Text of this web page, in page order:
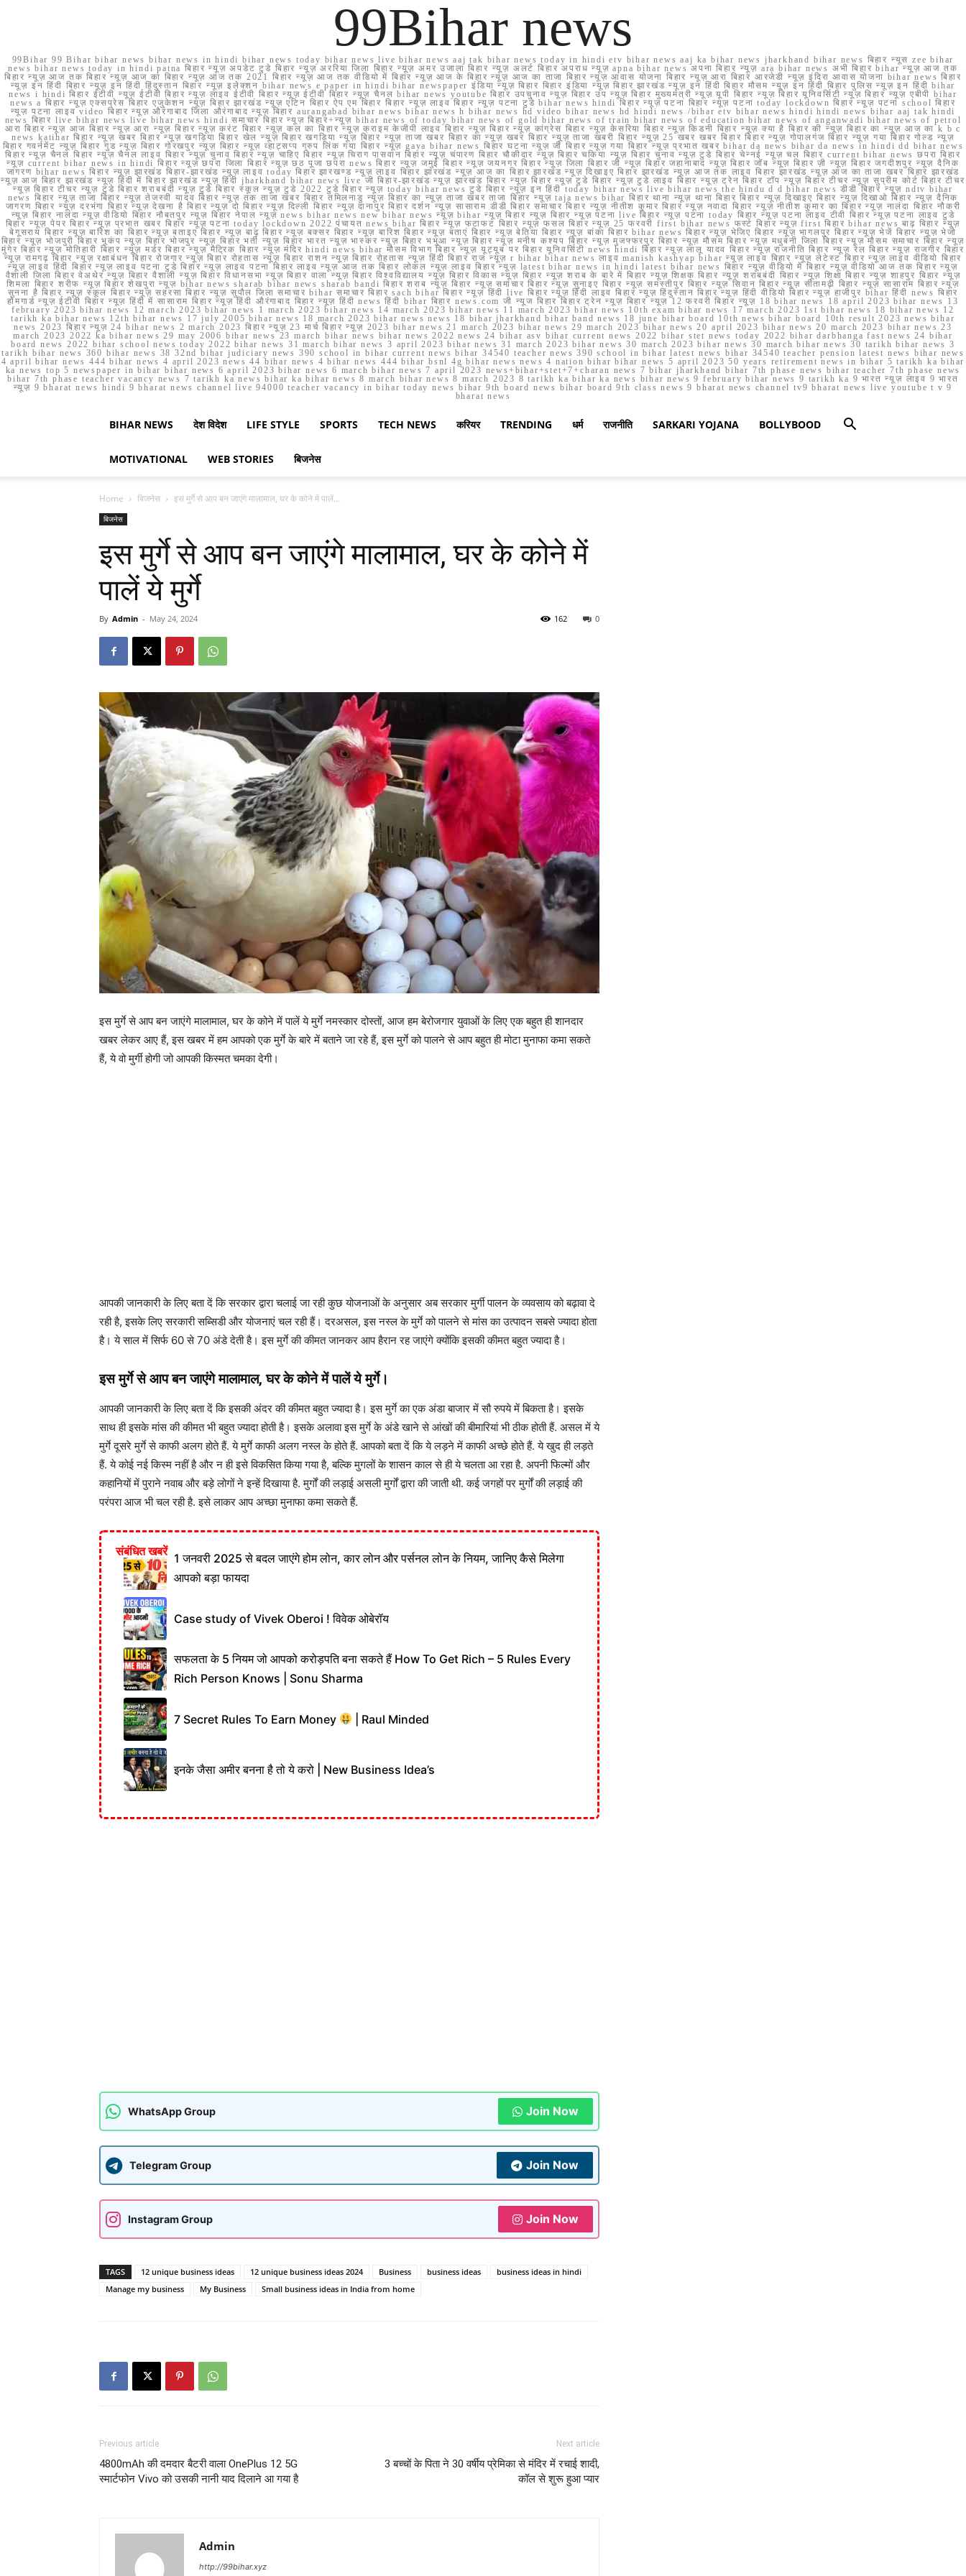
99Bihar news
99Bihar 99 Bihar bihar news bihar news in hindi bihar news today bihar news live bihar news aaj tak bihar news today in hindi etv bihar news aaj ka bihar news jharkhand bihar news बिहार न्यूस zee bihar
news bihar news today in hindi patna बिहार न्यूज़ अपडेट टुडे बिहार न्यूज़ अररिया जिला बिहार न्यूज़ अमर उजाला बिहार न्यूज़ अलर्ट बिहार अपराध न्यूज़ apna bihar news अपना बिहार न्यूज़ ara bihar news अभी बिहार bihar न्यूज़ आज तक
बिहार न्यूज़ आज तक बिहार न्यूज़ आज का बिहार न्यूज़ आज तक 2021 बिहार न्यूज़ आज तक वीडियो में बिहार न्यूज़ आज के बिहार न्यूज़ आज का ताजा बिहार न्यूज़ आवास योजना बिहार न्यूज़ आरा बिहार आरजेडी न्यूज़ इंदिरा आवास योजना bihar news बिहार
न्यूज़ इन हिंदी बिहार न्यूज़ इन हिंदी हिंदुस्तान बिहार न्यूज़ इलेक्शन bihar news e paper in hindi bihar newspaper इंडिया न्यूज़ बिहार बिहार इंडिया न्यूज़ बिहार झारखंड न्यूज़ इन हिंदी बिहार मौसम न्यूज़ इन हिंदी बिहार पुलिस न्यूज़ इन हिंदी bihar
news i hindi बिहार ईटीवी न्यूज़ ईटीवी बिहार न्यूज़ लाइव ईटीवी बिहार न्यूज़ ईटीवी बिहार न्यूज़ चैनल bihar news youtube बिहार उपचुनाव न्यूज़ बिहार उप न्यूज़ बिहार मुख्यमंत्री न्यूज़ यूपी बिहार न्यूज़ बिहार यूनिवर्सिटी न्यूज़ बिहार न्यूज़ एबीपी bihar
news a बिहार न्यूज़ एक्सप्रेस बिहार एजुकेशन न्यूज़ बिहार झारखंड न्यूज़ एटिन बिहार ऐप एम बिहार बिहार न्यूज़ लाइव बिहार न्यूज़ पटना टुडे bihar news hindi बिहार न्यूज़ पटना बिहार न्यूज़ पटना today lockdown बिहार न्यूज़ पटना school बिहार
न्यूज़ पटना लाइव video बिहार न्यूज़ औरंगाबाद जिला औरंगाबाद न्यूज़ बिहार aurangabad bihar news bihar news h bihar news hd video bihar news hd hindi news /bihar etv bihar news hindi hindi news bihar aaj tak hindi
news बिहार live bihar news live bihar news hindi समाचार बिहार न्यूज़ बिहार+न्यूज़ bihar news of today bihar news of gold bihar news of train bihar news of education bihar news of anganwadi bihar news of petrol
आरा बिहार न्यूज़ आज बिहार न्यूज़ आरा न्यूज़ बिहार न्यूज़ करंट बिहार न्यूज़ कल का बिहार न्यूज़ क्राइम केजीपी लाइव बिहार न्यूज़ बिहार न्यूज़ कांग्रेस बिहार न्यूज़ केसरिया बिहार न्यूज़ किडनी बिहार न्यूज़ क्या है बिहार की न्यूज़ बिहार का न्यूज़ आज का k b c
news katihar बिहार न्यूज़ खबर बिहार न्यूज़ खगड़िया बिहार खेल न्यूज़ बिहार खगड़िया न्यूज़ बिहार न्यूज़ ताजा खबर बिहार का न्यूज़ खबर बिहार न्यूज़ ताजा खबरी बिहार न्यूज़ 25 खबर खबर बिहार बिहार न्यूज़ गोपालगंज बिहार न्यूज़ गया बिहार गोल्ड न्यूज़
बिहार गवर्नमेंट न्यूज़ बिहार गुड न्यूज़ बिहार गोरखपुर न्यूज़ बिहार न्यूज़ व्हाट्सप्प ग्रुप लिंक गया बिहार न्यूज़ gaya bihar news बिहार घटना न्यूज़ जी बिहार न्यूज़ गया बिहार न्यूज़ प्रभात खबर bihar da news bihar da news in hindi dd bihar news
बिहार न्यूज़ चैनल बिहार न्यूज़ चैनल लाइव बिहार न्यूज़ चुनाव बिहार न्यूज़ चाहिए बिहार न्यूज़ चिराग पासवान बिहार न्यूज़ चंपारण बिहार चौकीदार न्यूज़ बिहार चकिया न्यूज़ बिहार चुनाव न्यूज़ टुडे बिहार चेन्नई न्यूज़ चल बिहार current bihar news छपरा बिहार
न्यूज़ current bihar news in hindi बिहार न्यूज़ छपरा जिला बिहार न्यूज़ छठ पूजा छपरा news बिहार न्यूज़ जमुई बिहार न्यूज़ जयनगर बिहार न्यूज़ जिला बिहार जी न्यूज़ बिहार जहानाबाद न्यूज़ बिहार जॉब न्यूज़ बिहार ज़ी न्यूज़ बिहार जगदीशपुर न्यूज़ दैनिक
जागरण bihar news बिहार न्यूज़ झारखंड बिहार-झारखंड न्यूज़ लाइव today बिहार झारखण्ड न्यूज़ लाइव बिहार झारखंड न्यूज़ आज का बिहार झारखंड न्यूज़ दिखाइए बिहार झारखंड न्यूज़ आज तक लाइव बिहार झारखंड न्यूज़ आज का ताजा खबर बिहार झारखंड
न्यूज़ आज बिहार झारखंड न्यूज़ हिंदी में बिहार झारखंड न्यूज़ हिंदी jharkhand bihar news live जी बिहार-झारखंड न्यूज़ झारखंड बिहार न्यूज़ बिहार न्यूज़ टुडे बिहार न्यूज़ टुडे लाइव बिहार न्यूज़ ट्रेन बिहार टॉप न्यूज़ बिहार टीचर न्यूज़ सुप्रीम कोर्ट बिहार टीचर
न्यूज़ बिहार टीचर न्यूज़ टुडे बिहार शराबबंदी न्यूज़ टुडे बिहार स्कूल न्यूज़ टुडे 2022 टुडे बिहार न्यूज़ today bihar news टुडे बिहार न्यूज़ इन हिंदी today bihar news live bihar news the hindu d d bihar news डीडी बिहार न्यूज़ ndtv bihar
news बिहार न्यूज़ ताजा बिहार न्यूज़ तेजस्वी यादव बिहार न्यूज़ तक ताजा खबर बिहार तमिलनाडु न्यूज़ बिहार का न्यूज़ ताजा खबर ताजा बिहार न्यूज़ taja news bihar बिहार थाना न्यूज़ थाना बिहार बिहार न्यूज़ दिखाइए बिहार न्यूज़ दिखाओ बिहार न्यूज़ दैनिक
जागरण बिहार न्यूज़ दरभंगा बिहार न्यूज़ देखना है बिहार न्यूज़ दो बिहार न्यूज़ दिल्ली बिहार न्यूज़ दानापुर बिहार दर्शन न्यूज़ सासाराम डीडी बिहार समाचार बिहार न्यूज़ नीतीश कुमार बिहार न्यूज़ नवादा बिहार न्यूज़ नीतीश कुमार का बिहार न्यूज़ नालंदा बिहार नौकरी
न्यूज़ बिहार नालंदा न्यूज़ वीडियो बिहार नौबतपुर न्यूज़ बिहार नेपाल न्यूज़ news bihar news new bihar news न्यूज़ bihar न्यूज़ बिहार न्यूज़ बिहार न्यूज़ पटना live बिहार न्यूज़ पटना today बिहार न्यूज़ पटना लाइव टीवी बिहार न्यूज़ पटना लाइव टुडे
बिहार न्यूज़ पेपर बिहार न्यूज़ प्रभात खबर बिहार न्यूज़ पटना today lockdown 2022 पंचायत news bihar बिहार न्यूज़ फटाफट बिहार न्यूज़ फसल बिहार न्यूज़ 25 फरवरी first bihar news फर्स्ट बिहार न्यूज़ first बिहार bihar news बाढ़ बिहार न्यूज़
बेगूसराय बिहार न्यूज़ बारिश का बिहार न्यूज़ बताइए बिहार न्यूज़ बाढ़ बिहार न्यूज़ बक्सर बिहार न्यूज़ बारिश बिहार न्यूज़ बताएं बिहार न्यूज़ बेतिया बिहार न्यूज़ बांका बिहार bihar news बिहार न्यूज़ भेजिए बिहार न्यूज़ भागलपुर बिहार न्यूज़ भेजें बिहार न्यूज़ भेजो
बिहार न्यूज़ भोजपुरी बिहार भूकंप न्यूज़ बिहार भोजपुर न्यूज़ बिहार भर्ती न्यूज़ बिहार भारत न्यूज़ भास्कर न्यूज़ बिहार भभुआ न्यूज़ बिहार न्यूज़ मनीष कश्यप बिहार न्यूज़ मुजफ्फरपुर बिहार न्यूज़ मौसम बिहार न्यूज़ मधुबनी जिला बिहार न्यूज़ मौसम समाचार बिहार न्यूज़
मुंगेर बिहार न्यूज़ मोतिहारी बिहार न्यूज़ मर्डर बिहार न्यूज़ मैट्रिक बिहार न्यूज़ मंदिर hindi news bihar मौसम विभाग बिहार न्यूज़ यूट्यूब पर बिहार यूनिवर्सिटी news hindi बिहार न्यूज़ लालू यादव बिहार न्यूज़ राजनीति बिहार न्यूज़ रेल बिहार न्यूज़ राजगीर बिहार
न्यूज़ रामगढ़ बिहार न्यूज़ रक्षाबंधन बिहार रोजगार न्यूज़ बिहार रोहतास न्यूज़ बिहार राशन न्यूज़ बिहार रोहतास न्यूज़ हिंदी बिहार राज न्यूज़ r bihar bihar news लाइव manish kashyap bihar न्यूज़ लाइव बिहार न्यूज़ लेटेस्ट बिहार न्यूज़ लाइव वीडियो बिहार
न्यूज़ लाइव हिंदी बिहार न्यूज़ लाइव पटना टुडे बिहार न्यूज़ लाइव पटना बिहार लाइव न्यूज़ आज तक बिहार लोकल न्यूज़ लाइव बिहार न्यूज़ latest bihar news in hindi latest bihar news बिहार न्यूज़ वीडियो में बिहार न्यूज़ वीडियो आज तक बिहार न्यूज़
वैशाली जिला बिहार वेअथेर न्यूज़ बिहार वैशाली न्यूज़ बिहार विधानसभा न्यूज़ बिहार वाला न्यूज़ बिहार विश्वविद्यालय न्यूज़ बिहार विकास न्यूज़ बिहार न्यूज़ शराब के बारे में बिहार न्यूज़ शिक्षक बिहार न्यूज़ शराबबंदी बिहार न्यूज़ शिक्षा बिहार न्यूज़ शाहपुर बिहार न्यूज़
शिमला बिहार शरीफ न्यूज़ बिहार शेखपुरा न्यूज़ bihar news sharab bihar news sharab bandi बिहार शराब न्यूज़ बिहार न्यूज़ समाचार बिहार न्यूज़ सुनाइए बिहार न्यूज़ समस्तीपुर बिहार न्यूज़ सिवान बिहार न्यूज़ सीतामढ़ी बिहार न्यूज़ सासाराम बिहार न्यूज़
सुनना है बिहार न्यूज़ स्कूल बिहार न्यूज़ सहरसा बिहार न्यूज़ सुपौल जिला समाचार bihar समाचार बिहार sach bihar बिहार न्यूज़ हिंदी live बिहार न्यूज़ हिंदी लाइव बिहार न्यूज़ हिंदुस्तान बिहार न्यूज़ हिंदी वीडियो बिहार न्यूज़ हाजीपुर bihar हिंदी news बिहार
होमगार्ड न्यूज़ ईटीवी बिहार न्यूज़ हिंदी में सासाराम बिहार न्यूज़ हिंदी औरंगाबाद बिहार न्यूज़ हिंदी news हिंदी bihar बिहार news.com जी न्यूज बिहार बिहार ट्रेन न्यूज़ बिहार न्यूज़ 12 फरवरी बिहार न्यूज़ 18 bihar news 18 april 2023 bihar news 13
february 2023 bihar news 12 march 2023 bihar news 1 march 2023 bihar news 14 march 2023 bihar news 11 march 2023 bihar news 10th exam bihar news 17 march 2023 1st bihar news 18 bihar news 12
tarikh ka bihar news 12th bihar news 17 july 2005 bihar news 18 march 2023 bihar news news 18 bihar jharkhand bihar band news 18 june bihar board 10th news bihar board 10th result 2023 news bihar
news 2023 बिहार न्यूज़ 24 bihar news 2 march 2023 बिहार न्यूज़ 23 मार्च बिहार न्यूज़ 2023 bihar news 21 march 2023 bihar news 29 march 2023 bihar news 20 april 2023 bihar news 20 march 2023 bihar news 23
march 2023 2022 ka bihar news 29 may 2006 bihar news 23 march bihar news bihar news 2022 news 24 bihar asv bihar current news 2022 bihar stet news today 2022 bihar darbhanga fast news 24 bihar
board news 2022 bihar school news today 2022 bihar news 31 march bihar news 3 april 2023 bihar news 31 march 2023 bihar news 30 march 2023 bihar news 30 march bihar news 30 tarikh bihar news 3
tarikh bihar news 360 bihar news 38 32nd bihar judiciary news 390 school in bihar current news bihar 34540 teacher news 390 school in bihar latest news bihar 34540 teacher pension latest news bihar news
4 april bihar news 444 bihar news 4 april 2023 news 44 bihar news 4 bihar news 444 bihar bsnl 4g bihar news news 4 nation bihar bihar news 5 april 2023 50 years retirement news in bihar 5 tarikh ka bihar
ka news top 5 newspaper in bihar bihar news 6 april 2023 bihar news 6 march bihar news 7 april 2023 news+bihar+stet+7+charan news 7 bihar jharkhand bihar 7th phase news bihar teacher 7th phase news
bihar 7th phase teacher vacancy news 7 tarikh ka news bihar ka bihar news 8 march bihar news 8 march 2023 8 tarikh ka bihar ka news bihar news 9 february bihar news 9 tarikh ka 9 भारत न्यूज़ लाइव 9 भारत
न्यूज़ 9 bharat news hindi 9 bharat news channel live 94000 teacher vacancy in bihar today news bihar 9th board news bihar board 9th class news 9 bharat news channel tv9 bharat news live youtube t v 9
bharat news
BIHAR NEWS देश विदेश LIFE STYLE SPORTS TECH NEWS करियर TRENDING धर्म राजनीति SARKARI YOJANA BOLLYBOOD
MOTIVATIONAL WEB STORIES बिजनेस
Home बिजनेस इस मुर्गे से आप बन जाएंगे मालामाल, घर के कोने में पालें...
बिजनेस
इस मुर्गे से आप बन जाएंगे मालामाल, घर के कोने में
पालें ये मुर्गे
By Admin - May 24, 2024 0
162
इस मुर्गे से आप बन जाएंगे मालामाल, घर के कोने में पालें ये मुर्गे नमस्कार दोस्तों, आज हम बेरोजगार युवाओं के लिए एक बहुत ही शानदार
खबर लेकर आए हैं, इस खबर में हम आपको एक मुर्गे के बारे में बताने जा रहे हैं, इस मुर्गे को पालने से आप बहुत ही मोटा मुनाफा कमा सकते
हैं, ये वो मुर्गी होगी जो आपकी किस्मत चमका देगी।
आपकी जानकारी के लिए बता दें कि सरकार द्वारा चलाई जा रही कुछ योजनाओं के अनुसार अब सरकार मुर्गी पालन के व्यवसाय को बढ़ावा दे
रही है, इसके लिए सरकारी सब्सिडी और योजनाएं चल रही हैं। दरअसल, इस नस्ल के मुर्गे को पालने से मांस का उत्पादन सबसे ज्यादा होता
है। ये साल में सिर्फ 60 से 70 अंडे देती है। इस मुर्गे की कीमत जानकर आप हैरान रह जाएंगे क्योंकि इसकी कीमत बहुत ज्यादा है।
इस मुर्गे से आप बन जाएंगे मालामाल, घर के कोने में पालें ये मुर्गे।
आपकी जानकारी के लिए बता दें कि इसकी अंदर की कीमत बहुत ज्यादा है। इस मुर्गे का एक अंडा बाजार में सौ रुपये में बिकता है। इसके
साथ ही इसके मांस की कीमत भी बहुत ज्यादा होती है। इसके अलावा इस मुर्गे के अंडे खाने से आंखों की बीमारियां भी ठीक होती हैं. असल में ये
मुर्गे दूसरे मुर्गे से काफी अलग होते हैं. ये मुर्गे काफी अलग नस्ल के होते हैं. आपको बता दें कि ये लड़ने में काफी अच्छे होते हैं. ये खुद ही लड़ते
हैं. ये कोई नई किस्म नहीं है और न ही इसे विकसित किया गया है, बल्कि मुगलों के शासन काल से ही ये चलता आ रहा है. अपनी फिल्मों और
कहानियों में पुराने नवाब और बड़े लोगों ने इन्हें दिखाया है. मुर्गों की लड़ाई असली मुर्गों द्वारा की जाती थी. कई जगहों पर मुर्गों की लड़ाई की
परंपरा आज भी चल रही है. इसे लाकर आप अच्छा मुनाफा कमा सकते हैं.
संबंधित खबरें 1 जनवरी 2025 से बदल जाएंगे होम लोन, कार लोन और पर्सनल लोन के नियम, जानिए कैसे मिलेगा
आपको बड़ा फायदा
Case study of Vivek Oberoi ! विवेक ओबेरॉय
सफलता के 5 नियम जो आपको करोड़पति बना सकते हैं How To Get Rich – 5 Rules Every
Rich Person Knows | Sonu Sharma
7 Secret Rules To Earn Money | Raul Minded
इनके जैसा अमीर बनना है तो ये करो | New Business Idea’s
WhatsApp Group Join Now
Telegram Group Join Now
Instagram Group Join Now
TAGS 12 unique business ideas 12 unique business ideas 2024 Business business ideas
business ideas in hindi
Manage my business
My Business Small business ideas in India from home
Previous article
4800mAh की दमदार बैटरी वाला OnePlus 12 5G
स्मार्टफोन Vivo को उसकी नानी याद दिलाने आ गया है
Next article
3 बच्चों के पिता ने 30 वर्षीय प्रेमिका से मंदिर में रचाई शादी,
कॉल से शुरू हुआ प्यार
Admin
http://99bihar.xyz